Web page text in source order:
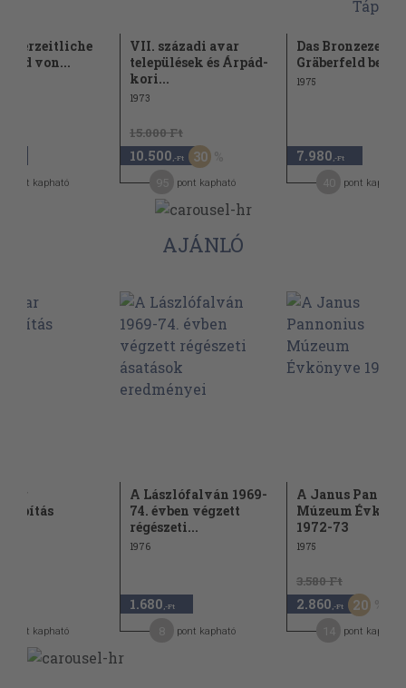
von...
pont kapható
VII. századi avar
települések és Árpád-
kori...
1973
15.000 Ft
10.500 ,-Ft 30
pont kapható
Das
Gräberfeld bei...
1975
7.980 ,-Ft
pont kapható
AJÁNLÓ
pont kapható
A Lászlófalván 1969-
74. évben végzett
régészeti...
1976
1.680 ,-Ft
pont kapható
A Janus
Múzeum
1972-73
1975
3.580 Ft
2.860 ,-Ft 20
pont kapható